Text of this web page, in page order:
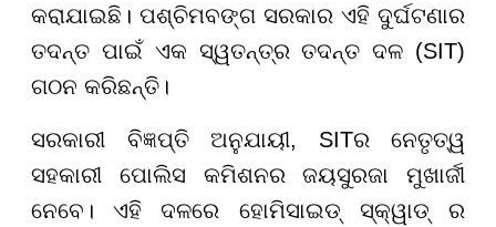
କରାଯାଇଛି। ପଶ୍ଚିମବଙ୍ଗ ସରକାର ଏହି ଦୁର୍ଘଟଣାର
ତଦନ୍ତ ପାଇଁ ଏକ ସ୍ୱତନ୍ତ୍ର ତଦନ୍ତ ଦଳ (SIT)
ଗଠନ କରିଛନ୍ତି।
ସରକାରୀ ବିଜ୍ଞପ୍ତି ଅନୁଯାୟୀ, SITର ନେତୃତ୍ୱ
ସହକାରୀ ପୋଲିସ କମିଶନର ଜୟସୁରଜା ମୁଖାର୍ଜୀ
ନେବେ। ଏହି ଦଳରେ ହୋମିସାଇଡ୍ ସ୍କ୍ୱାଡ୍ ର